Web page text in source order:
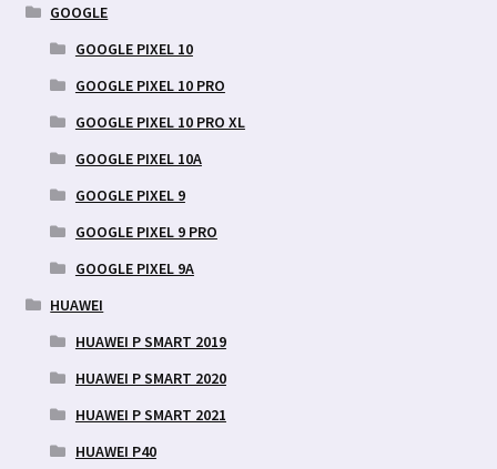
GOOGLE
GOOGLE PIXEL 10
GOOGLE PIXEL 10 PRO
GOOGLE PIXEL 10 PRO XL
GOOGLE PIXEL 10A
GOOGLE PIXEL 9
GOOGLE PIXEL 9 PRO
GOOGLE PIXEL 9A
HUAWEI
HUAWEI P SMART 2019
HUAWEI P SMART 2020
HUAWEI P SMART 2021
HUAWEI P40